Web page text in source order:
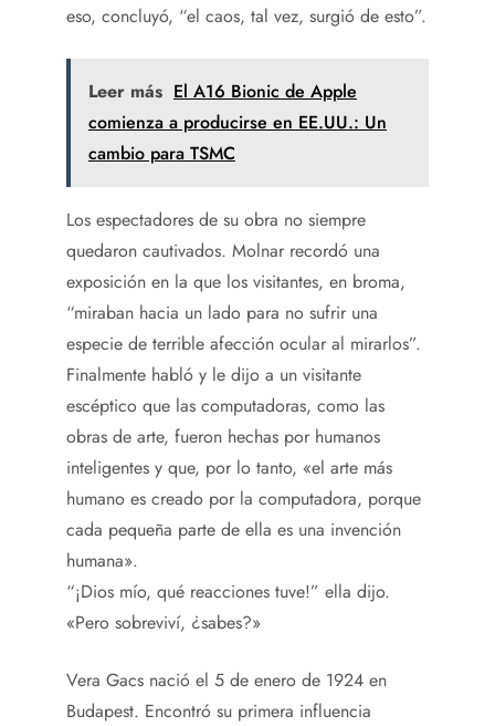
eso, concluyó, “el caos, tal vez, surgió de esto”.
Leer más El A16 Bionic de Apple
comienza a producirse en EE.UU.: Un
cambio para TSMC
Los espectadores de su obra no siempre
quedaron cautivados. Molnar recordó una
exposición en la que los visitantes, en broma,
“miraban hacia un lado para no sufrir una
especie de terrible afección ocular al mirarlos”.
Finalmente habló y le dijo a un visitante
escéptico que las computadoras, como las
obras de arte, fueron hechas por humanos
inteligentes y que, por lo tanto, «el arte más
humano es creado por la computadora, porque
cada pequeña parte de ella es una invención
humana».
“¡Dios mío, qué reacciones tuve!” ella dijo.
«Pero sobreviví, ¿sabes?»
Vera Gacs nació el 5 de enero de 1924 en
Budapest. Encontró su primera influencia